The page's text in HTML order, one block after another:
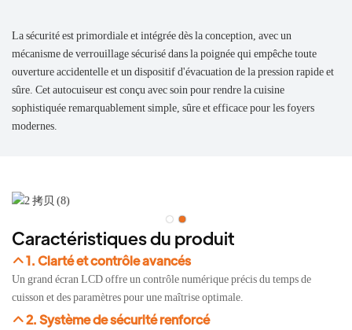
La sécurité est primordiale et intégrée dès la conception, avec un
mécanisme de verrouillage sécurisé dans la poignée qui empêche toute
ouverture accidentelle et un dispositif d'évacuation de la pression rapide et
sûre. Cet autocuiseur est conçu avec soin pour rendre la cuisine
sophistiquée remarquablement simple, sûre et efficace pour les foyers
modernes.
Caractéristiques du produit
1. Clarté et contrôle avancés
Un grand écran LCD offre un contrôle numérique précis du temps de
cuisson et des paramètres pour une maîtrise optimale.
2. Système de sécurité renforcé